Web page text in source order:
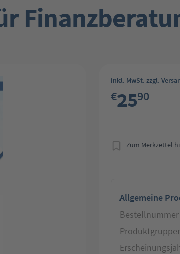
inkl. MwSt. zzgl.
€2590
Zum Merkzettel
Allgemeine
Bestellnummer